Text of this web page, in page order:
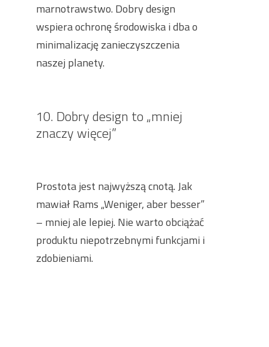
marnotrawstwo. Dobry design
wspiera ochronę środowiska i dba o
minimalizację zanieczyszczenia
naszej planety.
10. Dobry design to „mniej
znaczy więcej”
Prostota jest najwyższą cnotą. Jak
mawiał Rams „Weniger, aber besser”
– mniej ale lepiej. Nie warto obciążać
produktu niepotrzebnymi funkcjami i
zdobieniami.